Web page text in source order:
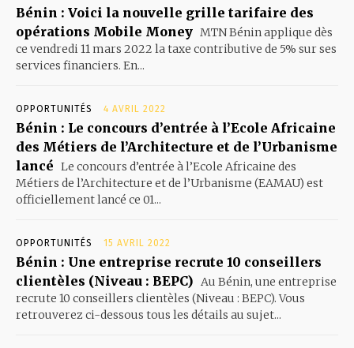
Bénin : Voici la nouvelle grille tarifaire des
opérations Mobile Money MTN Bénin applique dès
ce vendredi 11 mars 2022 la taxe contributive de 5% sur ses
services financiers. En...
OPPORTUNITÉS 4 AVRIL 2022
Bénin : Le concours d’entrée à l’Ecole Africaine
des Métiers de l’Architecture et de l’Urbanisme
lancé Le concours d’entrée à l’Ecole Africaine des
Métiers de l’Architecture et de l’Urbanisme (EAMAU) est
officiellement lancé ce 01...
OPPORTUNITÉS 15 AVRIL 2022
Bénin : Une entreprise recrute 10 conseillers
clientèles (Niveau : BEPC) Au Bénin, une entreprise
recrute 10 conseillers clientèles (Niveau : BEPC). Vous
retrouverez ci-dessous tous les détails au sujet...